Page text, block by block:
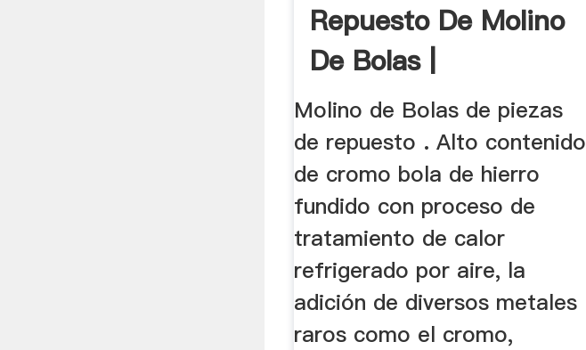
Repuesto De Molino
De Bolas |
Taiwantrade
Molino de Bolas de piezas
de repuesto . Alto contenido
de cromo bola de hierro
fundido con proceso de
tratamiento de calor
refrigerado por aire, la
adición de diversos metales
raros como el cromo,